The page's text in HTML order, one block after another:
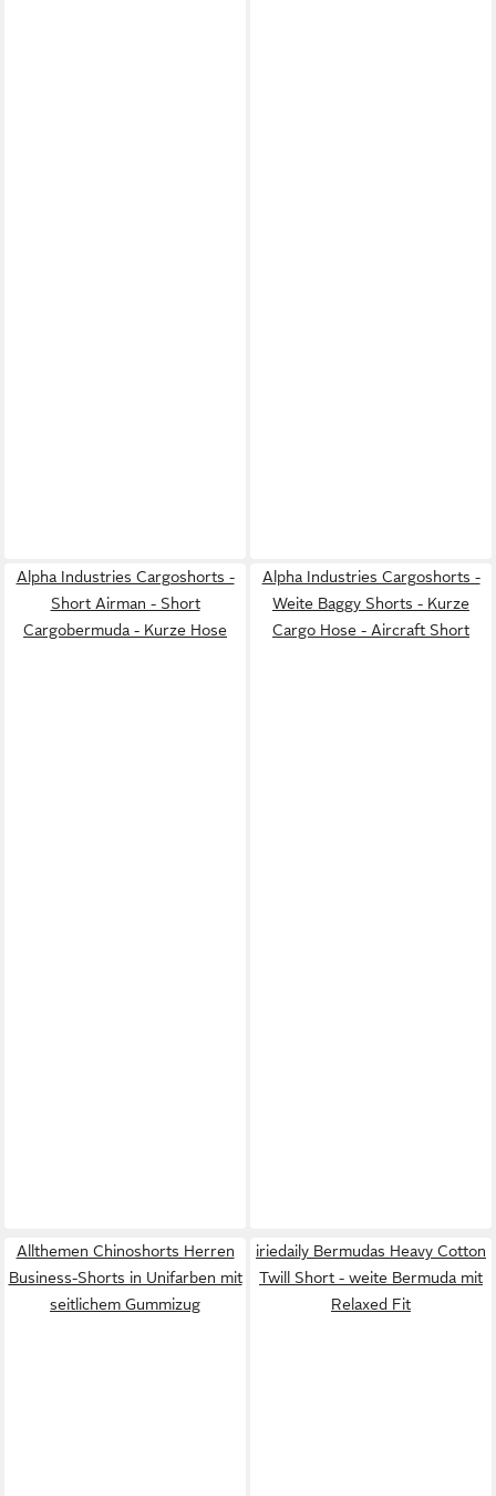
Alpha Industries Cargoshorts -
Short Airman - Short
Cargobermuda - Kurze Hose
Alpha Industries Cargoshorts -
Weite Baggy Shorts - Kurze
Cargo Hose - Aircraft Short
Allthemen Chinoshorts Herren
Business-Shorts in Unifarben mit
seitlichem Gummizug
iriedaily Bermudas Heavy Cotton
Twill Short - weite Bermuda mit
Relaxed Fit